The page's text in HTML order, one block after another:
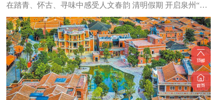
在踏青、怀古、寻味中感受人文春韵 清明假期 开启泉州“轻旅行”